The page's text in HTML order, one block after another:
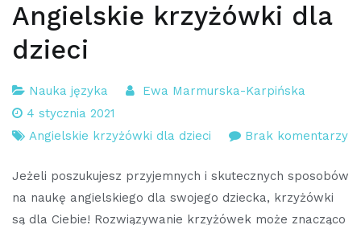
Angielskie krzyżówki dla
dzieci
Nauka języka
Ewa Marmurska-Karpińska
4 stycznia 2021
Angielskie krzyżówki dla dzieci
Brak komentarzydo
Jeżeli poszukujesz przyjemnych i skutecznych sposobów
na naukę angielskiego dla swojego dziecka, krzyżówki
są dla Ciebie! Rozwiązywanie krzyżówek może znacząco